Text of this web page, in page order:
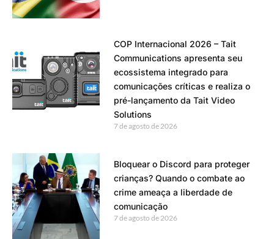
COP Internacional 2026 – Tait
Communications apresenta seu
ecossistema integrado para
comunicações críticas e realiza o
pré-lançamento da Tait Video
Solutions
7 de agosto de 2026
Bloquear o Discord para proteger
crianças? Quando o combate ao
crime ameaça a liberdade de
comunicação
7 de agosto de 2026